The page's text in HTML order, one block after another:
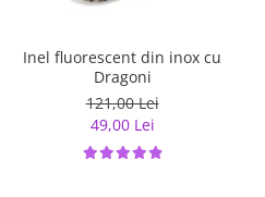
Inel fluorescent din inox cu
Dragoni
121,00 Lei
49,00 Lei